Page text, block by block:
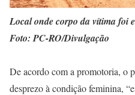
Local onde corpo da vítima foi
Foto: PC-RO/Divulgação
De acordo com a promotoria, o
desprezo à condição feminina,